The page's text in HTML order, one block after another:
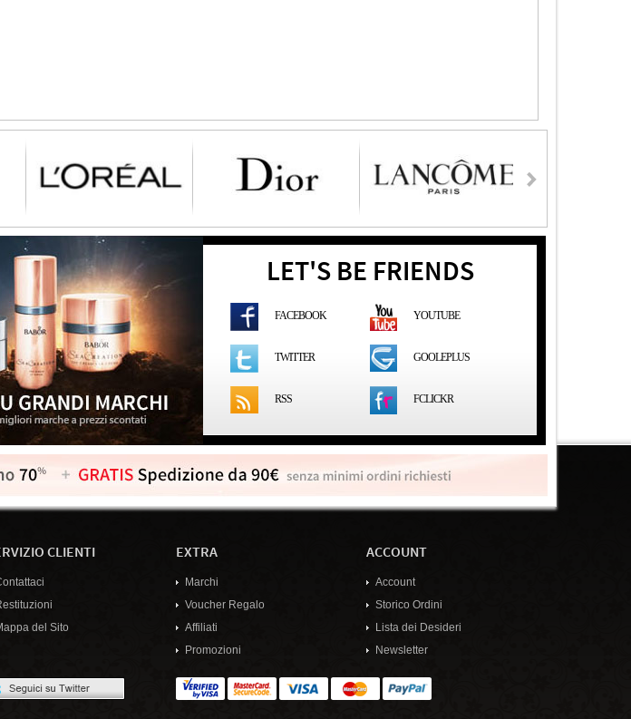
LET'S BE FRIENDS
FACEBOOK YOUTUBE
TWITTER GOOLEPLUS
RSS FCLICKR
CLIENTI
del Sito
EXTRA
Marchi
Voucher Regalo
Affiliati
Promozioni
ACCOUNT
Account
Storico Ordini
Lista dei Desideri
Newsletter